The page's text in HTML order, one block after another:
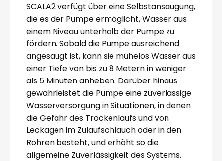
SCALA2 verfügt über eine Selbstansaugung,
die es der Pumpe ermöglicht, Wasser aus
einem Niveau unterhalb der Pumpe zu
fördern. Sobald die Pumpe ausreichend
angesaugt ist, kann sie mühelos Wasser aus
einer Tiefe von bis zu 8 Metern in weniger
als 5 Minuten anheben. Darüber hinaus
gewährleistet die Pumpe eine zuverlässige
Wasserversorgung in Situationen, in denen
die Gefahr des Trockenlaufs und von
Leckagen im Zulaufschlauch oder in den
Rohren besteht, und erhöht so die
allgemeine Zuverlässigkeit des Systems.